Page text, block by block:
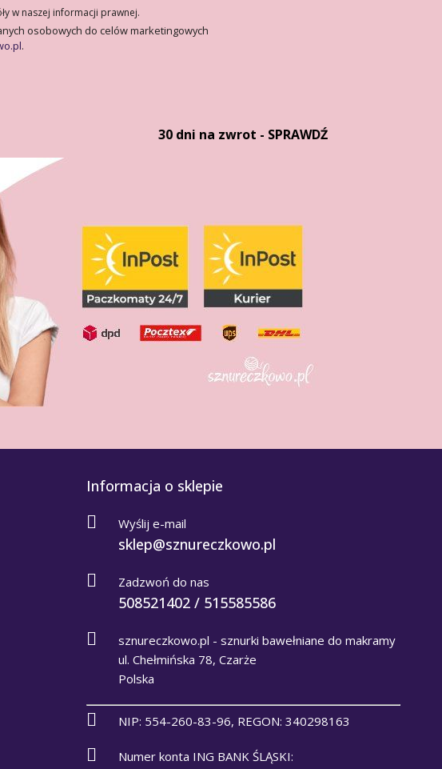
w naszej informacji prawnej.
osobowych do celów marketingowych
.
30 dni na zwrot - SPRAWDŹ
Informacja o sklepie
Wyślij e-mail
sklep@sznureczkowo.pl
Zadzwoń do nas
508521402 / 515585586
sznureczkowo.pl - sznurki bawełniane do makramy
ul. Chełmińska 78, Czarże
Polska
NIP: 554-260-83-96, REGON: 340298163
Numer konta ING BANK ŚLĄSKI: